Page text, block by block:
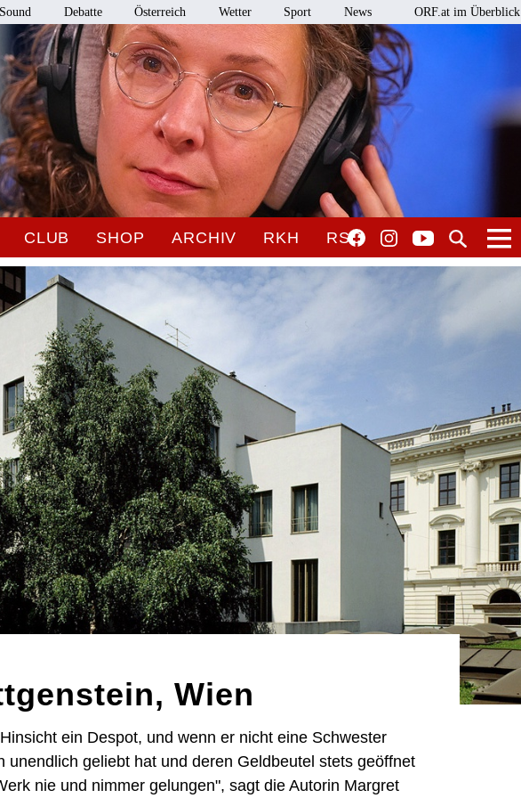
Sound Debatte Österreich Wetter Sport News ORF.at im Überblick
CLUB SHOP ARCHIV RKH RSO
Wien
ein Despot, und wenn er nicht eine Schwester
unendlich geliebt hat und deren Geldbeutel stets geöffnet
nie und nimmer gelungen", sagt die Autorin Margret